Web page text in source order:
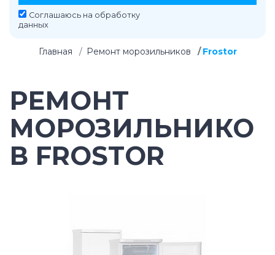
Соглашаюсь на обработку
данных
Главная Ремонт морозильников Frostor
РЕМОНТ
МОРОЗИЛЬНИКО
В FROSTOR